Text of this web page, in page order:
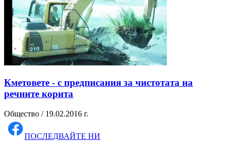
Кметовете - с предписания за чистотата на
речните корита
Общество / 19.02.2016 г.
ПОСЛЕДВАЙТЕ НИ